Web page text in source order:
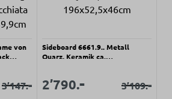
von
Regulärer Preis:
3’147.-
Sideboard 6661.9.. Metall
Quarz, Keramik ca.
Verkaufspreis:
2’790.- Regulärer
3’109.-